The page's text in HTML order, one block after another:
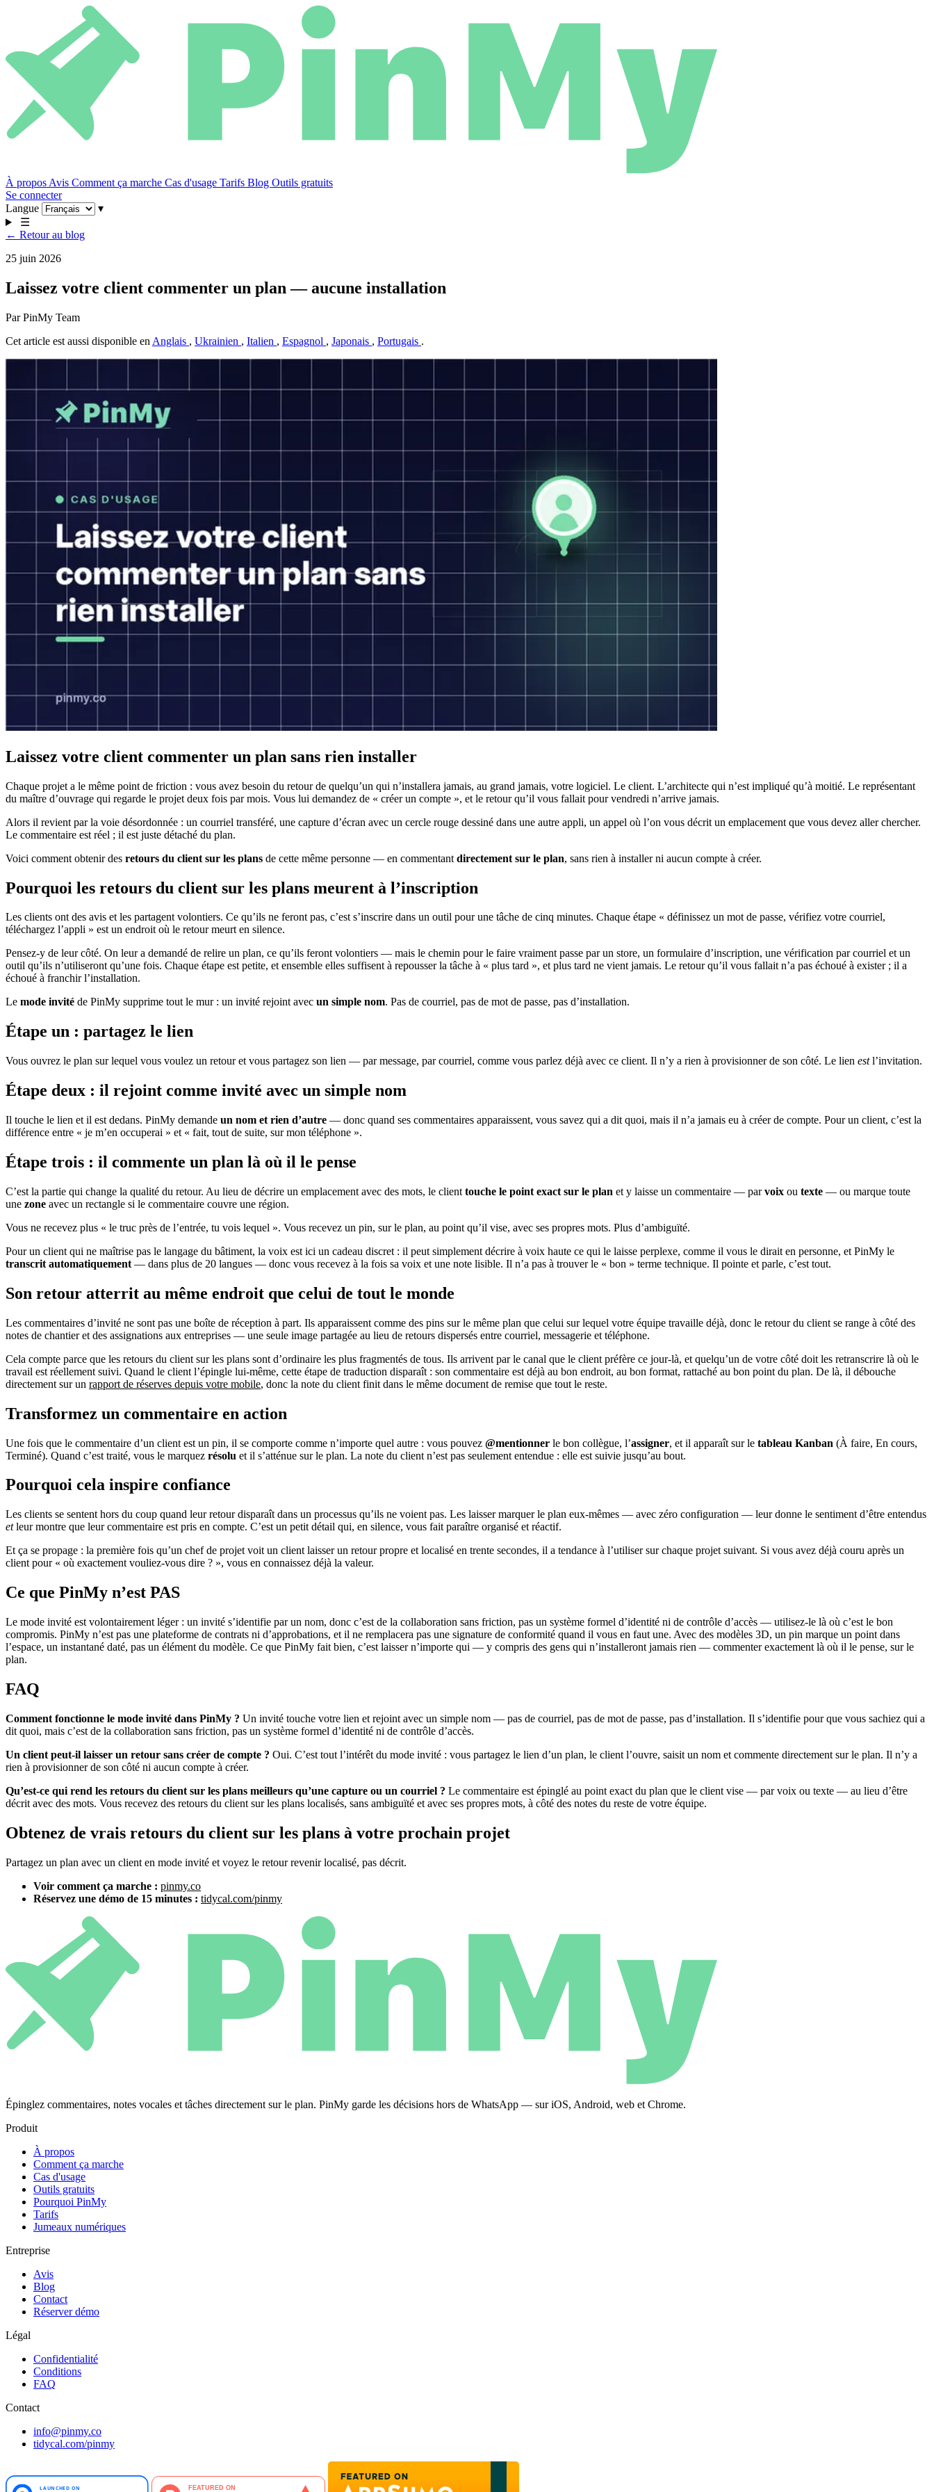
À propos Avis Comment ça marche Cas d'usage Tarifs Blog Outils gratuits
Se connecter
Langue
▾
☰
← Retour au blog
25 juin 2026
Laissez votre client commenter un plan — aucune installation
Par PinMy Team
Cet article est aussi disponible en Anglais , Ukrainien , Italien , Espagnol , Japonais , Portugais .
Laissez votre client commenter un plan sans rien installer
Chaque projet a le même point de friction : vous avez besoin du retour de quelqu’un qui n’installera jamais, au grand jamais, votre logiciel. Le client. L’architecte qui n’est impliqué qu’à moitié. Le représentant
du maître d’ouvrage qui regarde le projet deux fois par mois. Vous lui demandez de « créer un compte », et le retour qu’il vous fallait pour vendredi n’arrive jamais.
Alors il revient par la voie désordonnée : un courriel transféré, une capture d’écran avec un cercle rouge dessiné dans une autre appli, un appel où l’on vous décrit un emplacement que vous devez aller chercher.
Le commentaire est réel ; il est juste détaché du plan.
Voici comment obtenir des retours du client sur les plans de cette même personne — en commentant directement sur le plan, sans rien à installer ni aucun compte à créer.
Pourquoi les retours du client sur les plans meurent à l’inscription
Les clients ont des avis et les partagent volontiers. Ce qu’ils ne feront pas, c’est s’inscrire dans un outil pour une tâche de cinq minutes. Chaque étape « définissez un mot de passe, vérifiez votre courriel,
téléchargez l’appli » est un endroit où le retour meurt en silence.
Pensez-y de leur côté. On leur a demandé de relire un plan, ce qu’ils feront volontiers — mais le chemin pour le faire vraiment passe par un store, un formulaire d’inscription, une vérification par courriel et un
outil qu’ils n’utiliseront qu’une fois. Chaque étape est petite, et ensemble elles suffisent à repousser la tâche à « plus tard », et plus tard ne vient jamais. Le retour qu’il vous fallait n’a pas échoué à exister ; il a
échoué à franchir l’installation.
Le mode invité de PinMy supprime tout le mur : un invité rejoint avec un simple nom. Pas de courriel, pas de mot de passe, pas d’installation.
Étape un : partagez le lien
Vous ouvrez le plan sur lequel vous voulez un retour et vous partagez son lien — par message, par courriel, comme vous parlez déjà avec ce client. Il n’y a rien à provisionner de son côté. Le lien estl’invitation.
Étape deux : il rejoint comme invité avec un simple nom
Il touche le lien et il est dedans. PinMy demande un nom et rien d’autre — donc quand ses commentaires apparaissent, vous savez qui a dit quoi, mais il n’a jamais eu à créer de compte. Pour un client, c’est la
différence entre « je m’en occuperai » et « fait, tout de suite, sur mon téléphone ».
Étape trois : il commente un plan là où il le pense
C’est la partie qui change la qualité du retour. Au lieu de décrire un emplacement avec des mots, le client touche le point exact sur le plan et y laisse un commentaire — parvoix ou texte — ou marque toute
une zone avec un rectangle si le commentaire couvre une région.
Vous ne recevez plus « le truc près de l’entrée, tu vois lequel ». Vous recevez un pin, sur le plan, au point qu’il vise, avec ses propres mots. Plus d’ambiguïté.
Pour un client qui ne maîtrise pas le langage du bâtiment, la voix est ici un cadeau discret : il peut simplement décrire à voix haute ce qui le laisse perplexe, comme il vous le dirait en personne, et PinMy le
transcrit automatiquement — dans plus de 20 langues — donc vous recevez à la fois sa voix et une note lisible. Il n’a pas à trouver le « bon » terme technique. Il pointe et parle, c’est tout.
Son retour atterrit au même endroit que celui de tout le monde
Les commentaires d’invité ne sont pas une boîte de réception à part. Ils apparaissent comme des pins sur le même plan que celui sur lequel votre équipe travaille déjà, donc le retour du client se range à côté des
notes de chantier et des assignations aux entreprises — une seule image partagée au lieu de retours dispersés entre courriel, messagerie et téléphone.
Cela compte parce que les retours du client sur les plans sont d’ordinaire les plus fragmentés de tous. Ils arrivent par le canal que le client préfère ce jour-là, et quelqu’un de votre côté doit les retranscrire là où le
travail est réellement suivi. Quand le client l’épingle lui-même, cette étape de traduction disparaît : son commentaire est déjà au bon endroit, au bon format, rattaché au bon point du plan. De là, il débouche
directement sur un rapport de réserves depuis votre mobile, donc la note du client finit dans le même document de remise que tout le reste.
Transformez un commentaire en action
Une fois que le commentaire d’un client est un pin, il se comporte comme n’importe quel autre : vous pouvez @mentionner le bon collègue, l’assigner, et il apparaît sur le tableau Kanban (À faire, En cours,
Terminé). Quand c’est traité, vous le marquez résolu et il s’atténue sur le plan. La note du client n’est pas seulement entendue : elle est suivie jusqu’au bout.
Pourquoi cela inspire confiance
Les clients se sentent hors du coup quand leur retour disparaît dans un processus qu’ils ne voient pas. Les laisser marquer le plan eux-mêmes — avec zéro configuration — leur donne le sentiment d’être entendus
etleur montre que leur commentaire est pris en compte. C’est un petit détail qui, en silence, vous fait paraître organisé et réactif.
Et ça se propage : la première fois qu’un chef de projet voit un client laisser un retour propre et localisé en trente secondes, il a tendance à l’utiliser sur chaque projet suivant. Si vous avez déjà couru après un
client pour « où exactement vouliez-vous dire ? », vous en connaissez déjà la valeur.
Ce que PinMy n’est PAS
Le mode invité est volontairement léger : un invité s’identifie par un nom, donc c’est de la collaboration sans friction, pas un système formel d’identité ni de contrôle d’accès — utilisez-le là où c’est le bon
compromis. PinMy n’est pas une plateforme de contrats ni d’approbations, et il ne remplacera pas une signature de conformité quand il vous en faut une. Avec des modèles 3D, un pin marque un point dans
l’espace, un instantané daté, pas un élément du modèle. Ce que PinMy fait bien, c’est laisser n’importe qui — y compris des gens qui n’installeront jamais rien — commenter exactement là où il le pense, sur le
plan.
FAQ
Comment fonctionne le mode invité dans PinMy ? Un invité touche votre lien et rejoint avec un simple nom — pas de courriel, pas de mot de passe, pas d’installation. Il s’identifie pour que vous sachiez qui a
dit quoi, mais c’est de la collaboration sans friction, pas un système formel d’identité ni de contrôle d’accès.
Un client peut-il laisser un retour sans créer de compte ? Oui. C’est tout l’intérêt du mode invité : vous partagez le lien d’un plan, le client l’ouvre, saisit un nom et commente directement sur le plan. Il n’y a
rien à provisionner de son côté ni aucun compte à créer.
Qu’est-ce qui rend les retours du client sur les plans meilleurs qu’une capture ou un courriel ? Le commentaire est épinglé au point exact du plan que le client vise — par voix ou texte — au lieu d’être
décrit avec des mots. Vous recevez des retours du client sur les plans localisés, sans ambiguïté et avec ses propres mots, à côté des notes du reste de votre équipe.
Obtenez de vrais retours du client sur les plans à votre prochain projet
Partagez un plan avec un client en mode invité et voyez le retour revenir localisé, pas décrit.
Voir comment ça marche : pinmy.co
Réservez une démo de 15 minutes : tidycal.com/pinmy
Épinglez commentaires, notes vocales et tâches directement sur le plan. PinMy garde les décisions hors de WhatsApp — sur iOS, Android, web et Chrome.
Produit
À propos
Comment ça marche
Cas d'usage
Outils gratuits
Pourquoi PinMy
Tarifs
Jumeaux numériques
Entreprise
Avis
Blog
Contact
Réserver démo
Légal
Confidentialité
Conditions
FAQ
Contact
info@pinmy.co
tidycal.com/pinmy